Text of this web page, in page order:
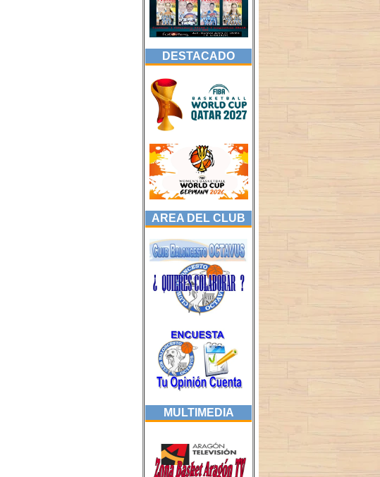
DESTACADO
AREA DEL CLUB
MULTIMEDIA